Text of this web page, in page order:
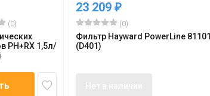
(0)
PH+RX 1,5л/
23 209 ₽
(0)
Фильтр Hayward PowerLine 81101
(D401)